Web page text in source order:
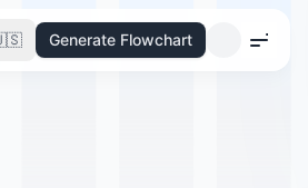
Generate Flowchart
Menu